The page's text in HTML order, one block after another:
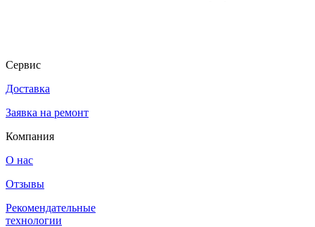
Сервис
Доставка
Заявка на ремонт
Компания
О нас
Отзывы
Рекомендательные
технологии